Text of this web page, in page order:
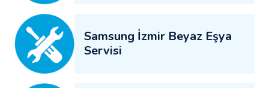
Samsung İzmir Beyaz Eşya
Servisi